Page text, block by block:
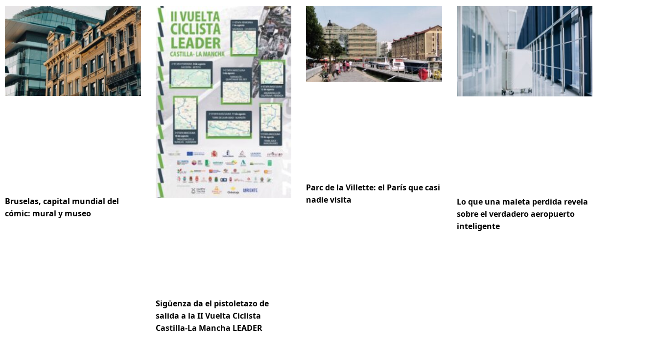
Bruselas, capital mundial del
cómic: mural y museo
Sigüenza da el pistoletazo de
salida a la II Vuelta Ciclista
Castilla-La Mancha LEADER
Parc de la Villette: el París que casi
nadie visita
Lo que una maleta perdida revela
sobre el verdadero aeropuerto
inteligente